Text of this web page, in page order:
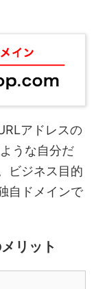
アドレスの
うな自分だ
ビジネス目的
自ドメインで
リット